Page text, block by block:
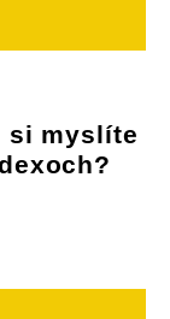
si myslíte